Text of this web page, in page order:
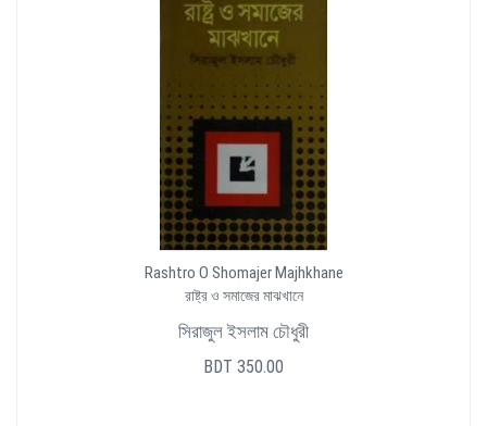
Rashtro O Shomajer Majhkhane
রাষ্ট্র ও সমাজের মাঝখানে
সিরাজুল ইসলাম চৌধুরী
BDT 350.00